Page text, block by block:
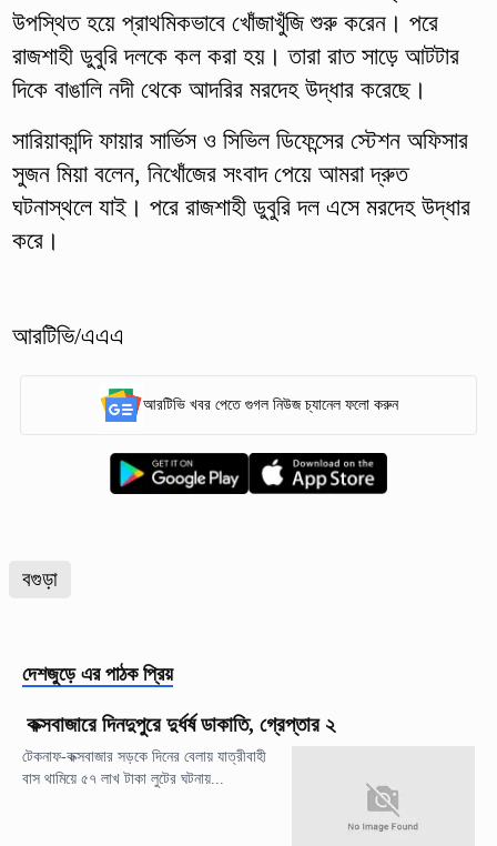
উপস্থিত হয়ে প্রাথমিকভাবে খোঁজাখুঁজি শুরু করেন। পরে
রাজশাহী ডুবুরি দলকে কল করা হয়। তারা রাত সাড়ে আটটার
দিকে বাঙালি নদী থেকে আদরির মরদেহ উদ্ধার করেছে।
সারিয়াকান্দি ফায়ার সার্ভিস ও সিভিল ডিফেন্সের স্টেশন অফিসার
সুজন মিয়া বলেন, নিখোঁজের সংবাদ পেয়ে আমরা দ্রুত
ঘটনাস্থলে যাই। পরে রাজশাহী ডুবুরি দল এসে মরদেহ উদ্ধার
করে।
আরটিভি/এএএ
আরটিভি খবর পেতে গুগল নিউজ চ্যানেল ফলো করুন
বগুড়া
দেশজুড়ে এর পাঠক প্রিয়
কক্সবাজারে দিনদুপুরে দুর্ধর্ষ ডাকাতি, গ্রেপ্তার ২
টেকনাফ-কক্সবাজার সড়কে দিনের বেলায় যাত্রীবাহী
বাস থামিয়ে ৫৭ লাখ টাকা লুটের ঘটনায়...